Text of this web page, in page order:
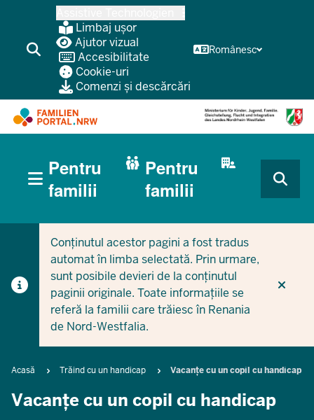
conținutul
principal
Limbaj ușor
Ajutor vizual
Accesibilitate
Cookie-uri
Comenzi și descărcări
Românesc
CURRENT SECTION PENTRU FAMILII
CURRENT SECTION PENTRU ÎNTREPRINDERI/
(BÜRGERBEREICH
MOBILE)
Pentru
familii
Pentru
familii
Conținutul acestor pagini a fost tradus
automat în limba selectată. Prin urmare,
sunt posibile devieri de la conținutul
paginii originale. Toate informațiile se
referă la familii care trăiesc în Renania
de Nord-Westfalia.
Breadcrumb
Acasă Trăind cu un handicap Vacanțe cu un copil cu handicap
Vacanțe cu un copil cu handicap